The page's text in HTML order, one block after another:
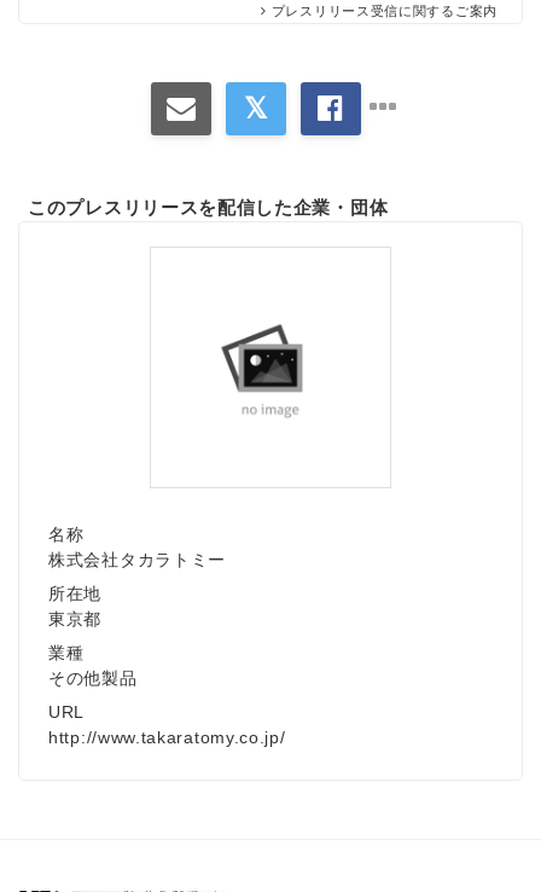
プレスリリース受信に関するご案内
このプレスリリースを配信した企業・団体
名称
株式会社タカラトミー
所在地
東京都
業種
その他製品
URL
http://www.takaratomy.co.jp/